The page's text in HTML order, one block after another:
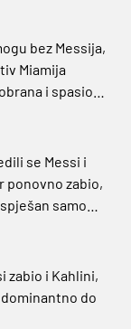
bez Messija,
Miamija
i spasio
se Messi i
ponovno zabio,
samo
zabio i Kahlini,
do